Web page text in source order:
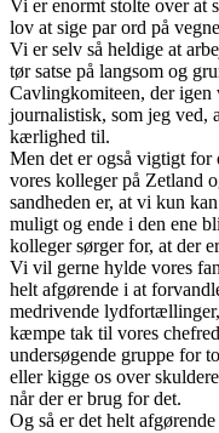
Vi er enormt stolte over at
lov at sige par ord på
Vi er selv så heldige at
tør satse på langsom og
Cavlingkomiteen, der igen
journalistisk, som jeg ved,
kærlighed til.
Men det er også vigtigt for
vores kolleger på Zetland
sandheden er, at vi kun
muligt og ende i den ene
kolleger sørger for, at der
Vi vil gerne hylde vores
helt afgørende i at
medrivende
kæmpe tak til vores
undersøgende gruppe for
eller kigge os over
når der er brug for det.
Og så er det helt